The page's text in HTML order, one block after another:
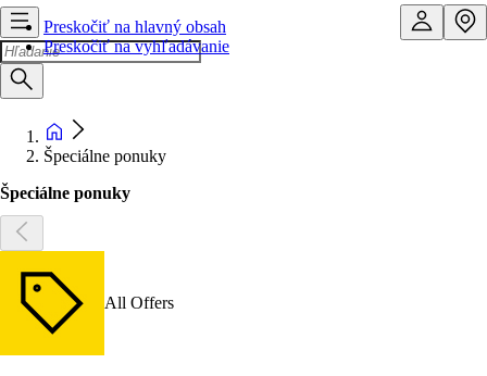
Preskočiť na hlavný obsah
Preskočiť na vyhľadávanie
Špeciálne ponuky
Špeciálne ponuky
All Offers